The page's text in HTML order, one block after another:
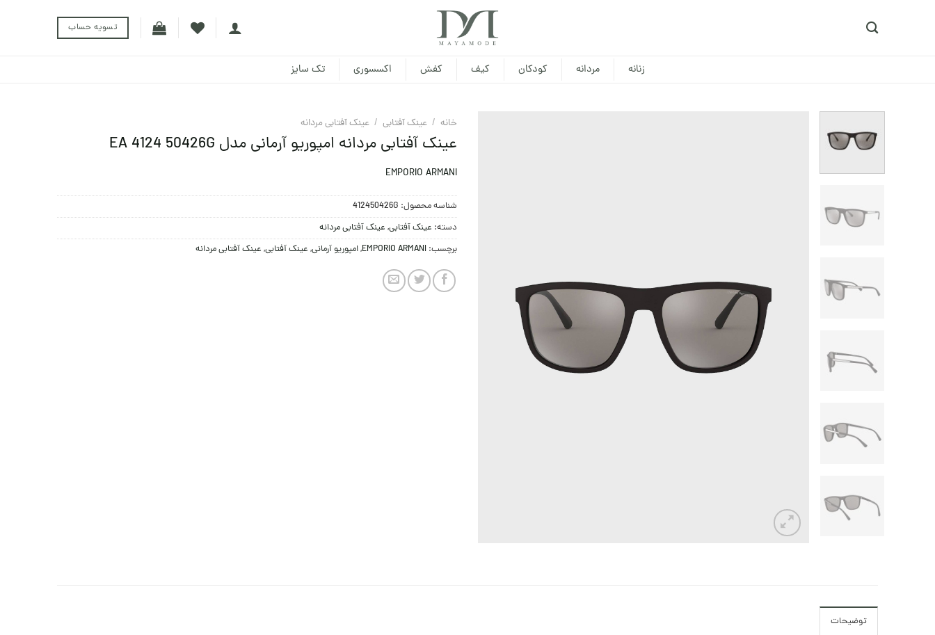
تسویه حساب
زنانه مردانه کودکان کیف کفش اکسسوری تک سایز
خانه / عینک آفتابی / عینک آفتابی مردانه
عینک آفتابی مردانه امپوریو آرمانی مدل EA 4124 50426G
EMPORIO ARMANI
شناسه محصول: 412450426G
دسته: عینک آفتابی, عینک آفتابی مردانه
برچسب: EMPORIO ARMANI
,امپوریو آرمانی, عینک آفتابی, عینک آفتابی مردانه
توضیحات